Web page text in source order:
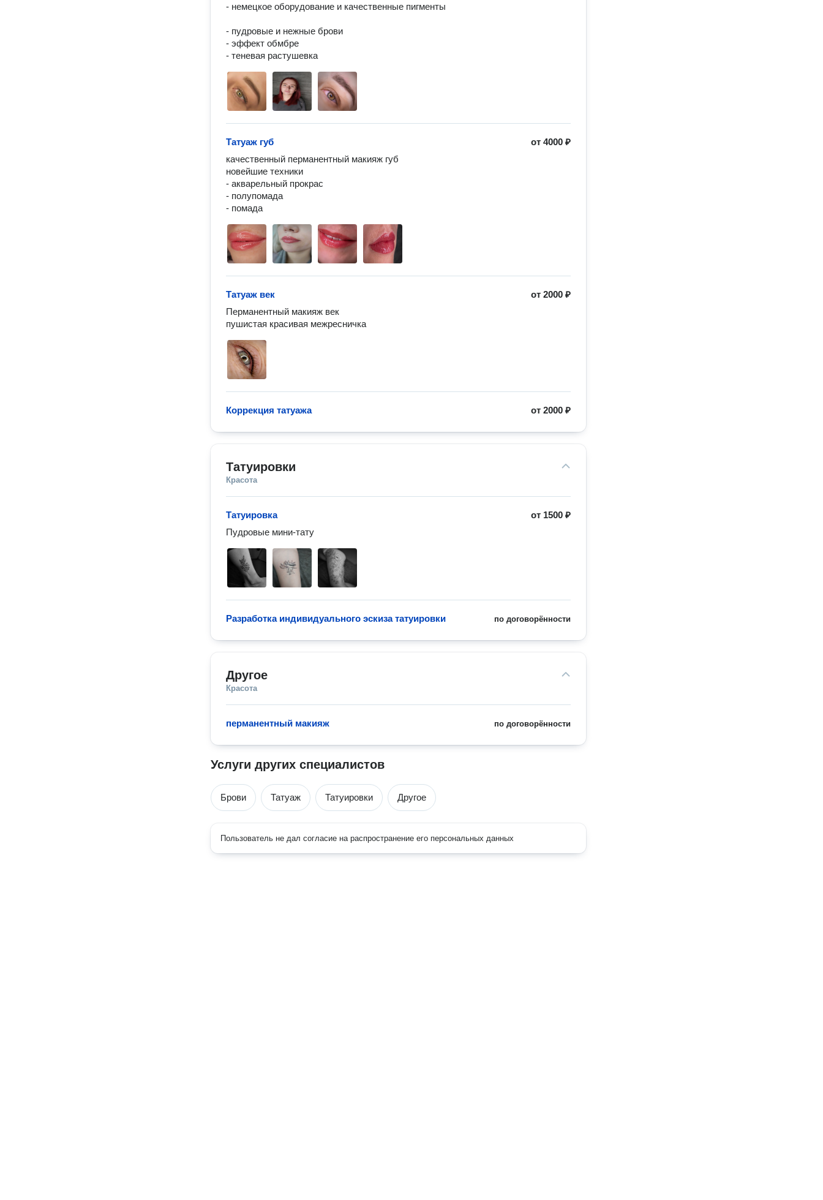
- немецкое оборудование и качественные пигменты
- пудровые и нежные брови
- эффект обмбре
от4000 ₽
Татуаж губ
качественный перманентный макияж губ
новейшие техники
- акварельный прокрас
- полупомада
от2000 ₽
Татуаж век
Перманентный макияж век
пушистая красивая межресничка
от2000 ₽
Коррекция татуажа
Татуировки
Красота
от 1500 ₽
Татуировка
Пудровые мини-тату
по договорённости
Разработка индивидуального эскиза татуировки
Другое
Красота
по договорённости
перманентный макияж
Услуги других специалистов
Брови Татуаж Татуировки Другое
Пользователь не дал согласие на распространение его персональных данных